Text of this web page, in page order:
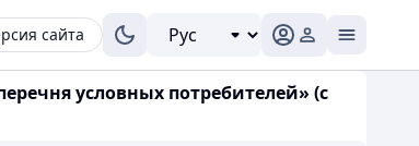
сайта
условных потребителей» (с